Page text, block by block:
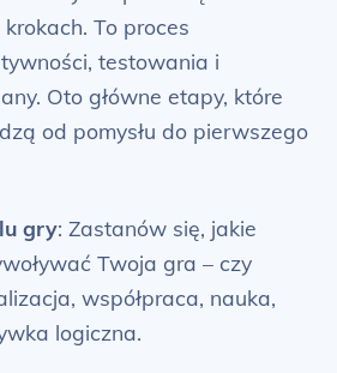
To proces
testowania i
Oto główne etapy, które
od pomysłu do pierwszego
gry: Zastanów się, jakie
Twoja gra – czy
współpraca, nauka,
logiczna.